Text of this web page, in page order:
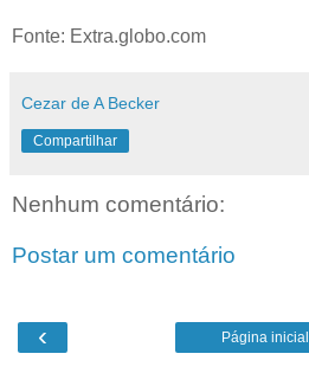
Fonte: Extra.globo.com
Cezar de A Becker
Compartilhar
Nenhum comentário:
Postar um comentário
‹ Página inicial